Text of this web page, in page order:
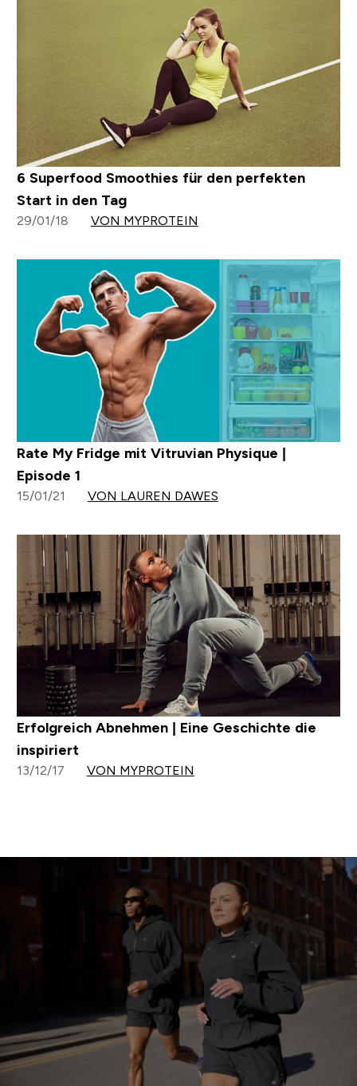
6 Superfood Smoothies für den perfekten
Start in den Tag
29/01/18 VON MYPROTEIN
Rate My Fridge mit Vitruvian Physique |
Episode 1
15/01/21 VON LAUREN DAWES
Erfolgreich Abnehmen | Eine Geschichte die
inspiriert
13/12/17 VON MYPROTEIN